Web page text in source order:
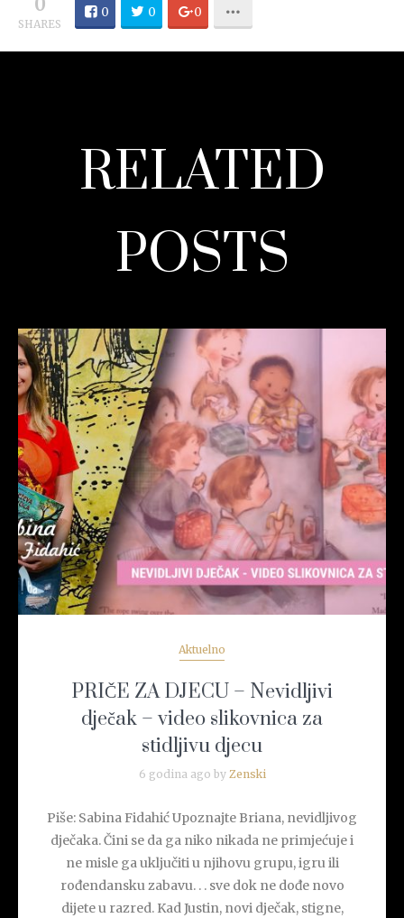
SHARES
0 0 0
RELATED
POSTS
READ MORE
Aktuelno
PRIČE ZA DJECU – Nevidljivi
dječak – video slikovnica za
stidljivu djecu
6 godina ago by Zenski
Piše: Sabina Fidahić Upoznajte Briana, nevidljivog
dječaka. Čini se da ga niko nikada ne primjećuje i
ne misle ga uključiti u njihovu grupu, igru ili
rođendansku zabavu. . . sve dok ne dođe novo
dijete u razred. Kad Justin, novi dječak, stigne,